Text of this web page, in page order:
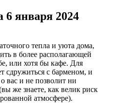
6 января 2024
тепла и уюта дома,
в более располагающей
или хотя бы кафе. Для
сдружиться с барменом, и
вас и не позволит ни
же знаете, как велик риск
атмосфере).
на